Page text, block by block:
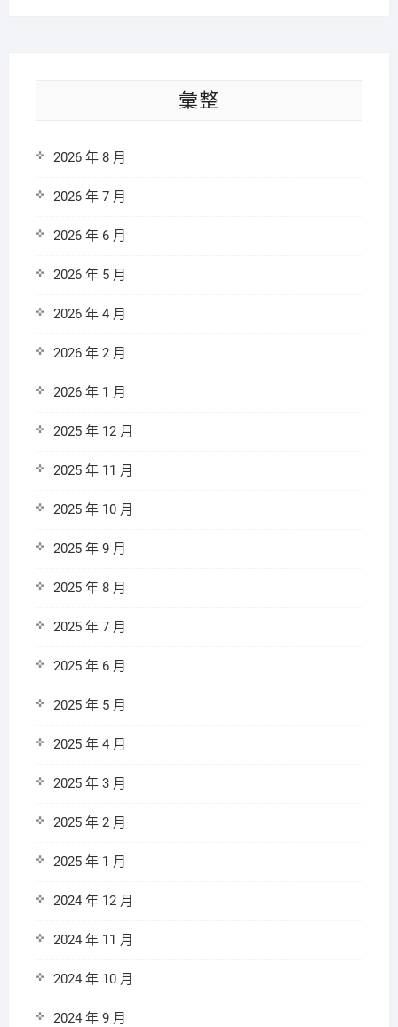
彙整
2026 年 8 月
2026 年 7 月
2026 年 6 月
2026 年 5 月
2026 年 4 月
2026 年 2 月
2026 年 1 月
2025 年 12 月
2025 年 11 月
2025 年 10 月
2025 年 9 月
2025 年 8 月
2025 年 7 月
2025 年 6 月
2025 年 5 月
2025 年 4 月
2025 年 3 月
2025 年 2 月
2025 年 1 月
2024 年 12 月
2024 年 11 月
2024 年 10 月
2024 年 9 月